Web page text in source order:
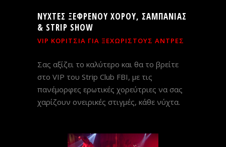
ΝΥΧΤΕΣ ΞΕΦΡΕΝΟΥ ΧΟΡΟΥ, ΣΑΜΠΑΝΙΑΣ
& STRIP SHOW
VIP ΚΟΡΙΤΣΙΑ ΓΙΑ ΞΕΧΩΡΙΣΤΟΥΣ ΑΝΤΡΕΣ
Σας αξίζει το καλύτερο και θα το βρείτε
στο VIP του Strip Club FBI, με τις
πανέμορφες ερωτικές χορεύτριες να σας
χαρίζουν ονειρικές στιγμές, κάθε νύχτα.